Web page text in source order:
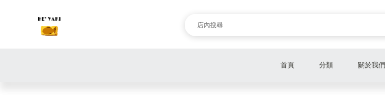
首頁 分類 關於我們